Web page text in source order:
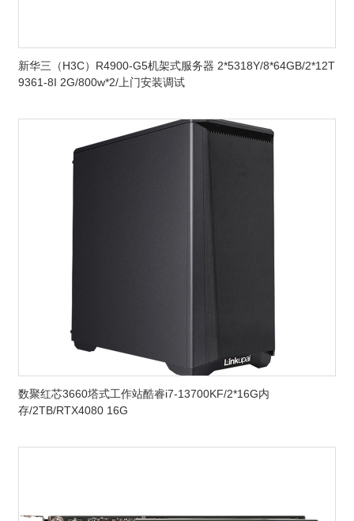
新华三（H3C）R4900-G5机架式服务器 2*5318Y/8*64GB/2*12T
9361-8I 2G/800w*2/上门安装调试
数聚红芯3660塔式工作站酷睿i7-13700KF/2*16G内
存/2TB/RTX4080 16G